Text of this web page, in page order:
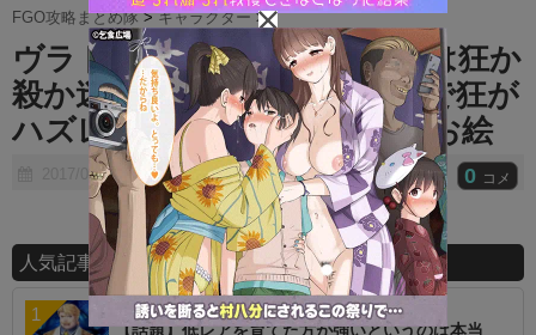
u
t
e
FGO攻略まとめ隊 >キャラクター >
ヴラド強化されたし次の福袋は狂か
殺か迷うな ⇒ ヴラド強化で狂が
ハズレ無しになったのか…なお絵
2017/06/27 0 コメ
人気記事ランキング
【話題】低レアを育てた方が強いというのは本当